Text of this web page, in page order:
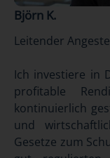
Björn K.
Leitender
Ich investiere in
profitable
kontinuierlich
und
Gesetze zum